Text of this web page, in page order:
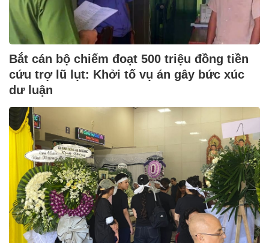
Bắt cán bộ chiếm đoạt 500 triệu đồng tiền
cứu trợ lũ lụt: Khởi tố vụ án gây bức xúc
dư luận